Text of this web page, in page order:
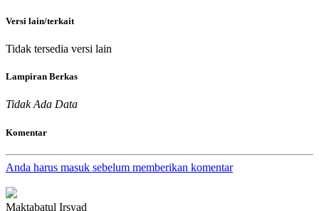
Versi lain/terkait
Tidak tersedia versi lain
Lampiran Berkas
Tidak Ada Data
Komentar
Anda harus masuk sebelum memberikan komentar
Maktabatul Irsyad